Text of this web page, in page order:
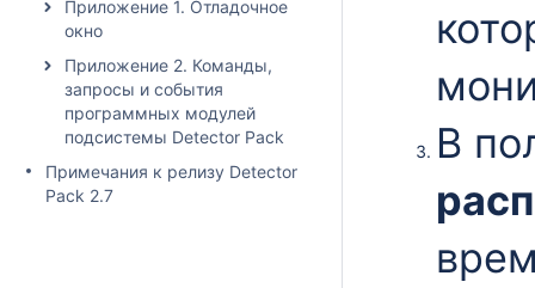
Приложение 1. Отладочное
окно
Приложение 2. Команды,
запросы и события
программных модулей
подсистемы Detector Pack
Примечания к релизу Detector
Pack 2.7
В